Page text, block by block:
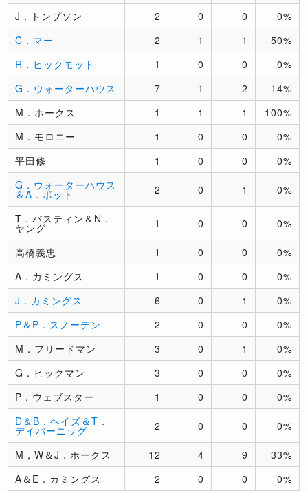
J．トンプソン 2 0 0
0%
C．マー
2 1 1
50%
R．ヒックモット
1 0 0
0%
G．ウォーターハウス
7 1 2
14%
M．ホークス
1 1 1
100%
M．モロニー
1 0 0
0%
平田修
1 0 0
0%
G．ウォーターハウス
＆A．ボット 2 0 1 0%
T．バスティン＆N．
ヤング 1 0 0 0%
高橋義忠 1 0 0
0%
A．カミングス
1 0 0
0%
J．カミングス
6 0 1
0%
P＆P．スノーデン
2 0 0
0%
M．フリードマン
3 0 1
0%
G．ヒックマン
3 0 0
0%
P．ウェブスター
1 0 0
0%
D＆B．ヘイズ＆T．
デイバーニッグ 2 0 0 0%
M，W＆J．ホークス 12 4 9
33%
A＆E．カミングス
2 0 0
0%